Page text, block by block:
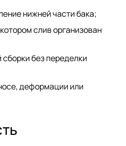
нижней части бака;
слив организован
без переделки
деформации или